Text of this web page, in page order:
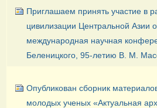
Приглашаем принять участие в
цивилизации Центральной Азии
международная научная
Беленицкого, 95-летию В. М.
Опубликован сборник
молодых ученых «Актуальная